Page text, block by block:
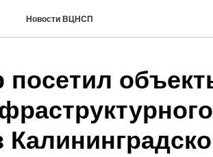
Новости ВЦНСП